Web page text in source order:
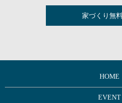
家づくり無
HOME
EVENT